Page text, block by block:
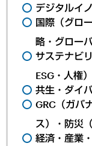
デジタルイ
国際（グロ
略・グロー
サステナビ
ESG・人権）
共生・ダイ
GRC（ガバ
ス）・防災
経済・産業